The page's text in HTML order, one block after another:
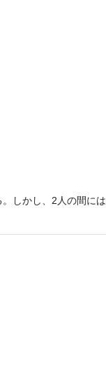
しかし、2人の間には